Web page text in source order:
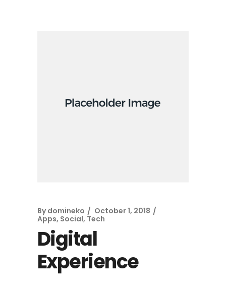
By domineko
October 1, 2018
Apps, Social, Tech
Digital
Experience